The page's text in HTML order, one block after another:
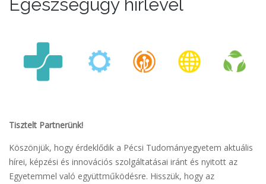
Egészségügy hírlevél
Tisztelt Partnerünk!
Köszönjük, hogy érdeklődik a Pécsi Tudományegyetem aktuális
hírei, képzési és innovációs szolgáltatásai iránt és nyitott az
Egyetemmel való együttműködésre. Hisszük, hogy az